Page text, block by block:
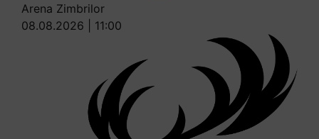
Arena Zimbrilor
08.08.2026 | 11:00